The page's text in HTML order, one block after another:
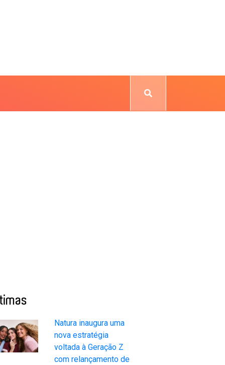
Natura inaugura uma
nova estratégia
voltada à Geração Z
com relançamento de